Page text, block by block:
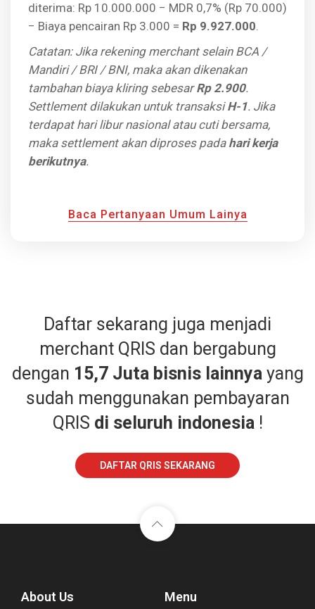
diterima: Rp 10.000.000 − MDR 0,7% (Rp 70.000)
− Biaya pencairan Rp 3.000 = Rp 9.927.000.
Catatan: Jika rekening merchant selain BCA /
Mandiri / BRI / BNI, maka akan dikenakan
tambahan biaya kliring sebesarRp 2.900.
Settlement dilakukan untuk transaksiH-1. Jika
terdapat hari libur nasional atau cuti bersama,
maka settlement akan diproses pada hari kerja
berikutnya.
Baca Pertanyaan Umum Lainya
Daftar sekarang juga menjadi
merchant QRIS dan bergabung
dengan 15,7 Juta bisnis lainnyayang
sudah menggunakan pembayaran
QRIS di seluruh indonesia!
DAFTAR QRIS SEKARANG
About Us Menu